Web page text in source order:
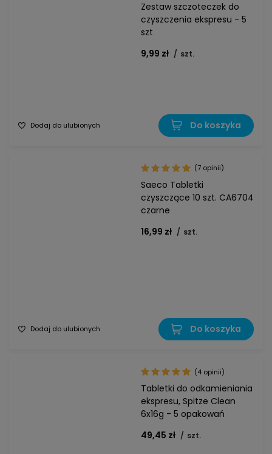
Zestaw szczoteczek do
czyszczenia ekspresu - 5
szt
9,99 zł / szt.
Dodaj do ulubionych Do koszyka
Saeco Tabletki
czyszczące 10 szt. CA6704
czarne
16,99 zł / szt.
(7 opinii)
Dodaj do ulubionych Do koszyka
Tabletki do odkamieniania
ekspresu, Spitze Clean
6x16g - 5 opakowań
49,45 zł / szt.
(4 opinii)